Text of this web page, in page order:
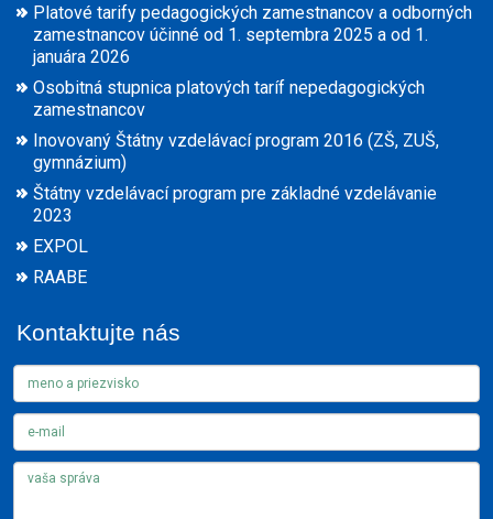
Platové tarify pedagogických zamestnancov a odborných
zamestnancov účinné od 1. septembra 2025 a od 1.
januára 2026
Osobitná stupnica platových taríf nepedagogických
zamestnancov
Inovovaný Štátny vzdelávací program 2016 (ZŠ, ZUŠ,
gymnázium)
Štátny vzdelávací program pre základné vzdelávanie
2023
EXPOL
RAABE
Kontaktujte nás